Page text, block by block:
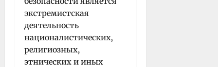
экстремистская
деятельность
националистических,
религиозных,
этнических и иных